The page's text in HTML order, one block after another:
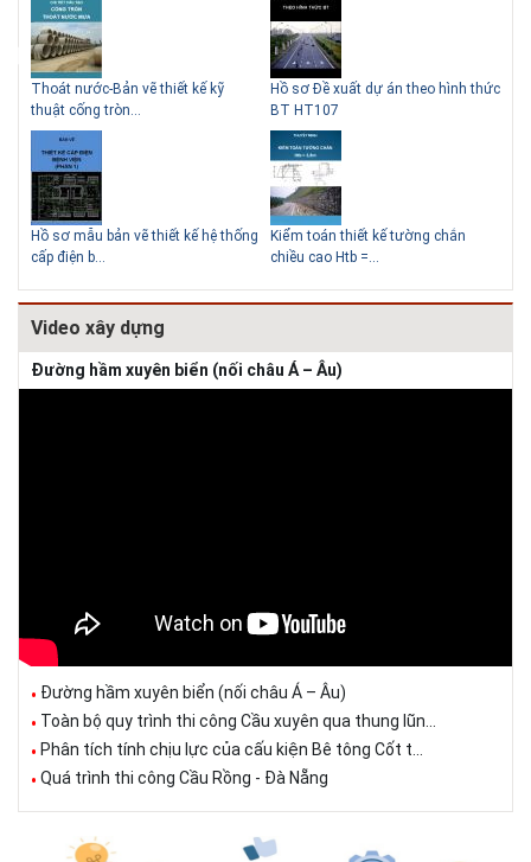
Giải pháp xử lý thấm chân
tường
Thoát nước-Bản vẽ thiết kế kỹ
thuật cống tròn...
Hồ sơ mẫu bản vẽ thiết kế hệ thống
cấp điện b...
Hồ sơ Đề xuất dự án theo hình thức
BT HT107
Kiểm toán thiết kế tường chắn
chiều cao Htb =...
Video xây dựng
Đường hầm xuyên biển (nối châu Á – Âu)
Đường hầm xuyên biển (nối châu Á – Âu)
Toàn bộ quy trình thi công Cầu xuyên qua thung lũn...
Phân tích tính chịu lực của cấu kiện Bê tông Cốt t...
Quá trình thi công Cầu Rồng - Đà Nẵng